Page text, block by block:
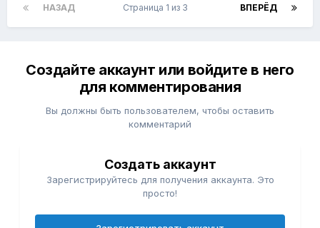
НАЗАД ВПЕРЁД
Страница 1 из 3
Создайте аккаунт или войдите в него
для комментирования
Вы должны быть пользователем, чтобы оставить
комментарий
Создать аккаунт
Зарегистрируйтесь для получения аккаунта. Это
просто!